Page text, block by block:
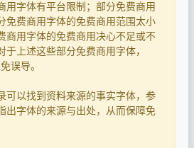
用字体有平台限制；部分免费商用
免费商用字体的免费商用范围太小
商用字体的免费商用决心不足或不
上述这些部分免费商用字体，
误导。
可以找到资料来源的事实字体，参
出字体的来源与出处，从而保障免